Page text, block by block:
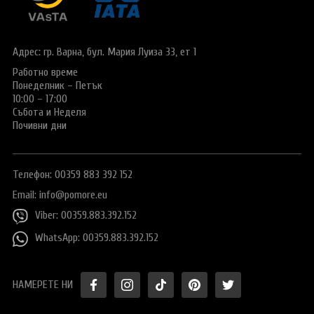
Е-ВИЗА ЗА РУСИЯ
ВИЗА за САУДИТСКА АРАБИЯ
Виза за Тайланд
Заявление за издаване на електронно разрешение за
пътуване до UK
ПОДАРЪЧЕН ВАУЧЕР ЗА ПЪТУВАНЕ
ОЩЕ
Общи условия
Политика за
поверителност
+359 883 392 152
Адрес: гр. Варна, бул. Мария Луиза 33, ет 1
Работно време
Понеделник – Петък
10:00 – 17:00
Събота и Неделя
Почивни дни
Телефон: 00359 883 392 152
Email: info@pomore.eu
Viber: 00359.883.392.152
WhatsApp: 00359.883.392.152
НАМЕРЕТЕ НИ